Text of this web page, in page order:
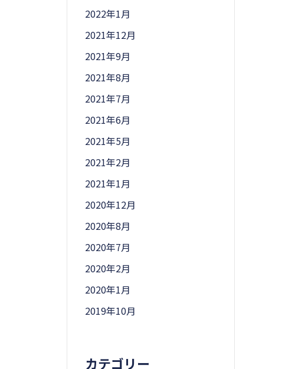
2022年1月
2021年12月
2021年9月
2021年8月
2021年7月
2021年6月
2021年5月
2021年2月
2021年1月
2020年12月
2020年8月
2020年7月
2020年2月
2020年1月
2019年10月
カテゴリー